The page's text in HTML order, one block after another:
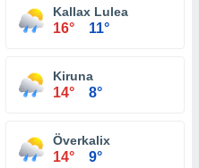
Kallax Lulea
16° 11°
Kiruna
14° 8°
Överkalix
14° 9°